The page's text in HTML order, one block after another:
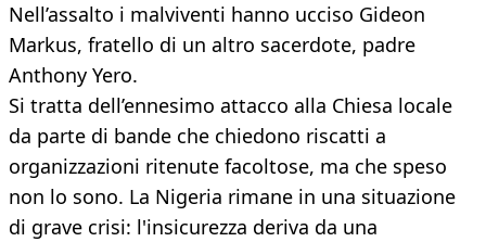
Nell’assalto i malviventi hanno ucciso Gideon
Markus, fratello di un altro sacerdote, padre
Anthony Yero.
Si tratta dell’ennesimo attacco alla Chiesa locale
da parte di bande che chiedono riscatti a
organizzazioni ritenute facoltose, ma che speso
non lo sono. La Nigeria rimane in una situazione
di grave crisi: l'insicurezza deriva da una